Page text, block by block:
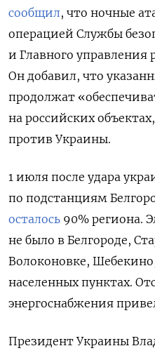
сообщил, что ночные
операцией Службы
и Главного управления
Он добавил, что
продолжат
на российских
против Украины.
1 июля после удара
по подстанциям
осталось 90% региона.
не было в Белгороде,
Волоконовке,
населенных пунктах.
энергоснабжения
Президент Украины